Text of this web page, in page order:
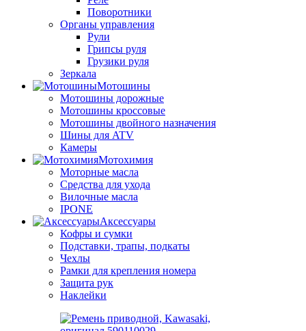
Поворотники
Органы управления
Рули
Грипсы руля
Грузики руля
Зеркала
Мотошины
Мотошины дорожные
Мотошины кроссовые
Мотошины двойного назначения
Шины для ATV
Камеры
Мотохимия
Моторные масла
Средства для ухода
Вилочные масла
IPONE
Аксессуары
Кофры и сумки
Подставки, трапы, подкаты
Чехлы
Рамки для крепления номера
Защита рук
Наклейки